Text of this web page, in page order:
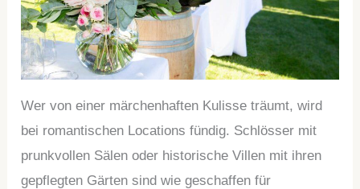
Wer von einer märchenhaften Kulisse träumt, wird
bei romantischen Locations fündig. Schlösser mit
prunkvollen Sälen oder historische Villen mit ihren
gepflegten Gärten sind wie geschaffen für